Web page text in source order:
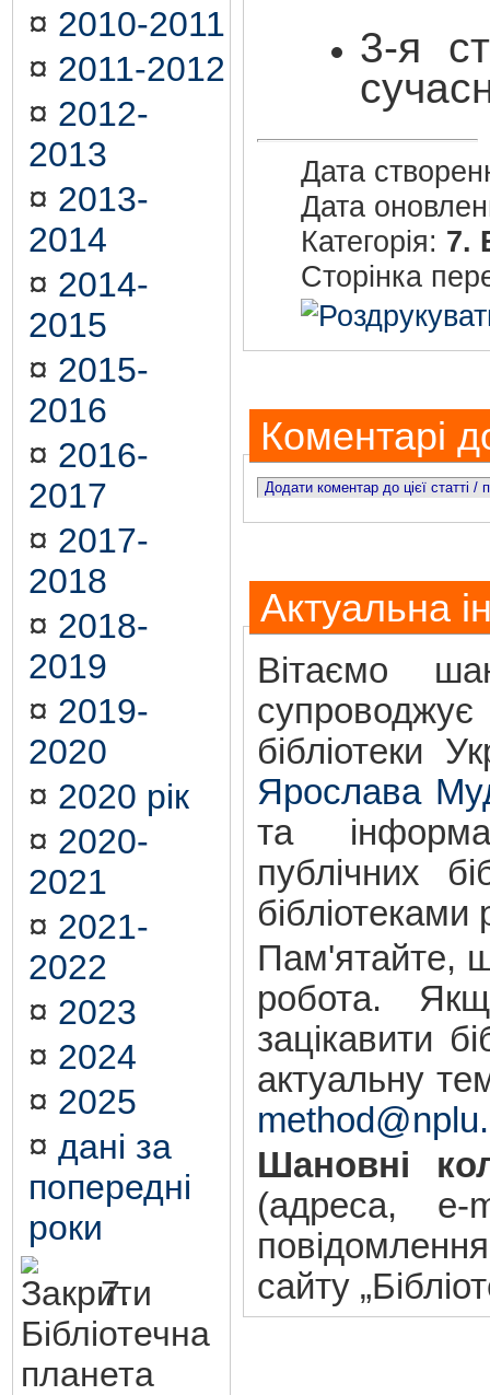
¤ 2010-2011
¤ 2011-2012
¤ 2012-
2013
¤ 2013-
2014
¤ 2014-
2015
¤ 2015-
2016
¤ 2016-
2017
¤ 2017-
2018
¤ 2018-
2019
¤ 2019-
2020
¤ 2020 рік
¤ 2020-
2021
¤ 2021-
2022
¤ 2023
¤ 2024
¤ 2025
¤ дані за
попередні
роки
7.
Бібліотечна
планета
3-я
Дата
Дата
Категорія: 7.
Сторінка
Коментарі
Додати коментар до цієї статті /
Актуальна
Вітаємо
супроводжує
бібліотеки
Ярослава
та
публічних
бібліотеками
Пам'ятайте,
робота.
зацікавити
актуальну
Шановні
(адреса, e-
сайту